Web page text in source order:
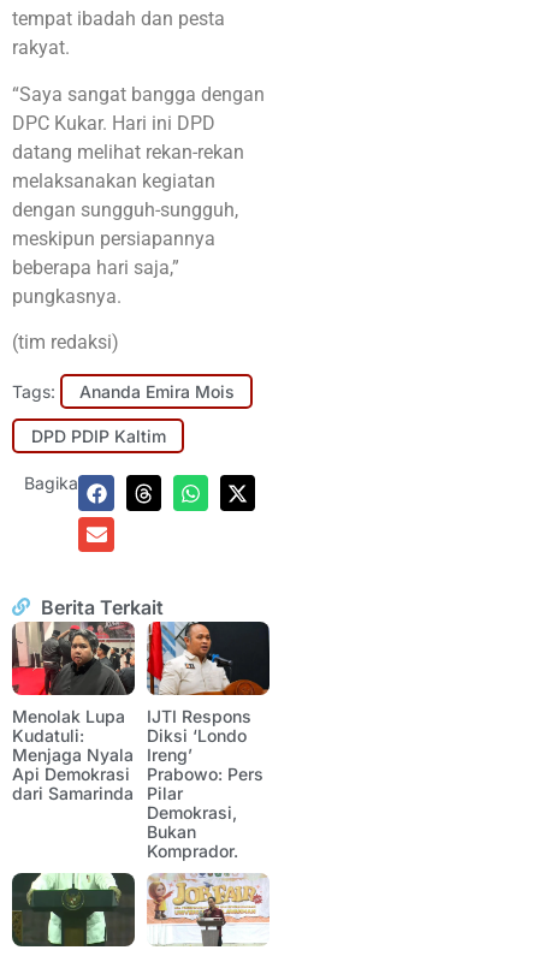
tempat ibadah dan pesta
rakyat.
“Saya sangat bangga dengan
DPC Kukar. Hari ini DPD
datang melihat rekan-rekan
melaksanakan kegiatan
dengan sungguh-sungguh,
meskipun persiapannya
beberapa hari saja,”
pungkasnya.
(tim redaksi)
Tags: Ananda Emira Mois
DPD PDIP Kaltim
Bagikan:
Berita Terkait
Menolak Lupa
Kudatuli:
Menjaga Nyala
Api Demokrasi
dari Samarinda
IJTI Respons
Diksi ‘Londo
Ireng’
Prabowo: Pers
Pilar
Demokrasi,
Bukan
Komprador.